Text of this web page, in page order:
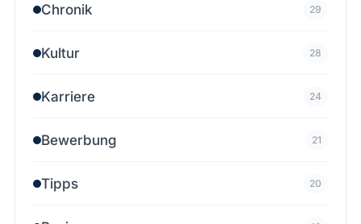
Chronik 29
Kultur 28
Karriere 24
Bewerbung 21
Tipps 20